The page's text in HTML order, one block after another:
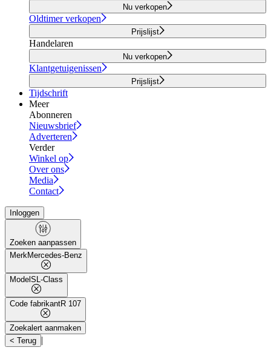
Nu verkopen
Oldtimer verkopen
Prijslijst
Handelaren
Nu verkopen
Klantgetuigenissen
Prijslijst
Tijdschrift
Meer
Abonneren
Nieuwsbrief
Adverteren
Verder
Winkel op
Over ons
Media
Contact
Inloggen
Zoeken aanpassen
MerkMercedes-Benz
Model SL-Class
Code fabrikantR 107
Zoekalert aanmaken
< Terug |